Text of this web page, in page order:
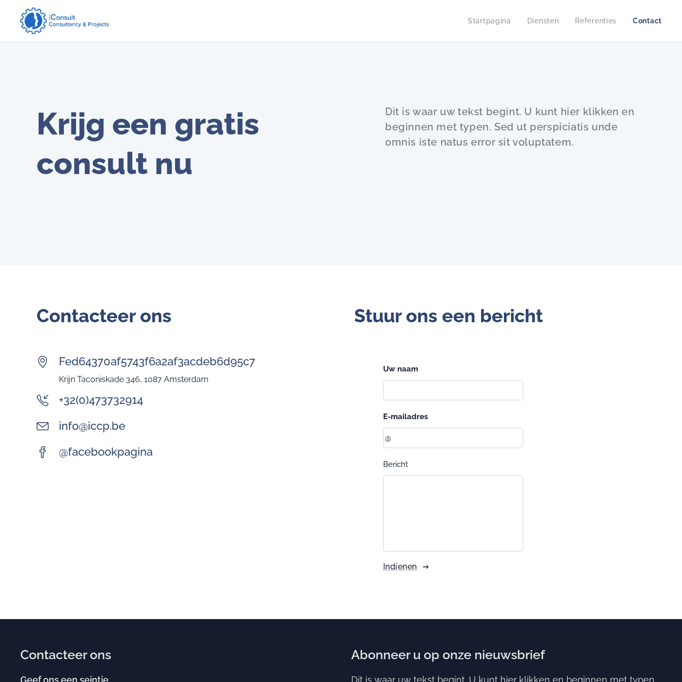
Startpagina Diensten Referenties Contact
Krijg een gratis
consult nu
Dit is waar uw tekst begint. U kunt hier klikken en
beginnen met typen. Sed ut perspiciatis unde
omnis iste natus error sit voluptatem.
Contacteer ons
Fed64370af5743f6a2af3acdeb6d95c7
Krijn Taconiskade 346, 1087 Amsterdam
+32(0)473732914
info@iccp.be
@facebookpagina
Stuur ons een bericht
Uw naam
E-mailadres
Bericht
Indienen
Contacteer ons
Geef ons een seintje
Abonneer u op onze nieuwsbrief
Dit is waar uw tekst begint. U kunt hier klikken en beginnen met typen.